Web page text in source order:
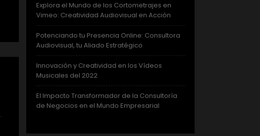
Explora el Mundo de los Cortometrajes en
Vimeo: Creatividad Audiovisual en Acción
Potenciando tu Presencia Online: Consultora
Audiovisual, tu Aliado Estratégico
Innovación y Creatividad en los Vídeos
Musicales del 2022
El Impacto Transformador de la Consultoría
de Negocios en el Mundo Empresarial